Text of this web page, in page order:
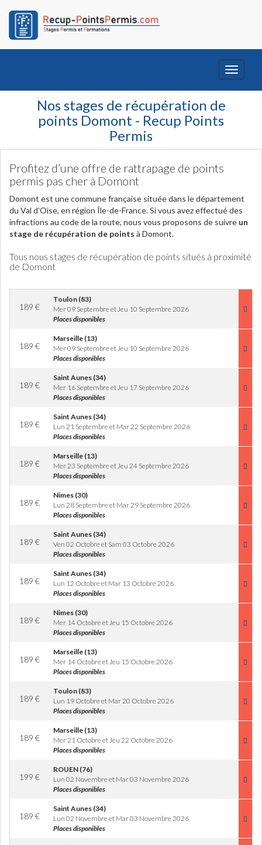
Toggle
Nos stages de récupération de
points Domont - Recup Points
Permis
Profitez d’une offre de rattrapage de points
permis pas cher à Domont
Domont est une commune française située dans le département
du Val d'Oise, en région Île-de-France. Si vous avez effectué des
infractions au code de la route, nous vous proposons de suivre un
stage de récupération de points à Domont.
Tous nous stages de récupération de points situés à proximité
de Domont
189 €
Toulon (83)
Mer 09 Septembre et Jeu 10 Septembre 2026
Places disponibles
189 €
Marseille (13)
Mer 09 Septembre et Jeu 10 Septembre 2026
Places disponibles
189 €
Saint Aunes (34)
Mer 16 Septembre et Jeu 17 Septembre 2026
Places disponibles
189 €
Saint Aunes (34)
Lun 21 Septembre et Mar 22 Septembre 2026
Places disponibles
189 €
Marseille (13)
Mer 23 Septembre et Jeu 24 Septembre 2026
Places disponibles
189 €
Nimes (30)
Lun 28 Septembre et Mar 29 Septembre 2026
Places disponibles
189 €
Saint Aunes (34)
Ven 02 Octobre et Sam 03 Octobre 2026
Places disponibles
189 €
Saint Aunes (34)
Lun 12 Octobre et Mar 13 Octobre 2026
Places disponibles
189 €
Nimes (30)
Mer 14 Octobre et Jeu 15 Octobre 2026
Places disponibles
189 €
Marseille (13)
Mer 14 Octobre et Jeu 15 Octobre 2026
Places disponibles
189 €
Toulon (83)
Lun 19 Octobre et Mar 20 Octobre 2026
Places disponibles
189 €
Marseille (13)
Mer 21 Octobre et Jeu 22 Octobre 2026
Places disponibles
199 €
ROUEN (76)
Lun 02 Novembre et Mar 03 Novembre 2026
Places disponibles
189 €
Saint Aunes (34)
Lun 02 Novembre et Mar 03 Novembre 2026
Places disponibles